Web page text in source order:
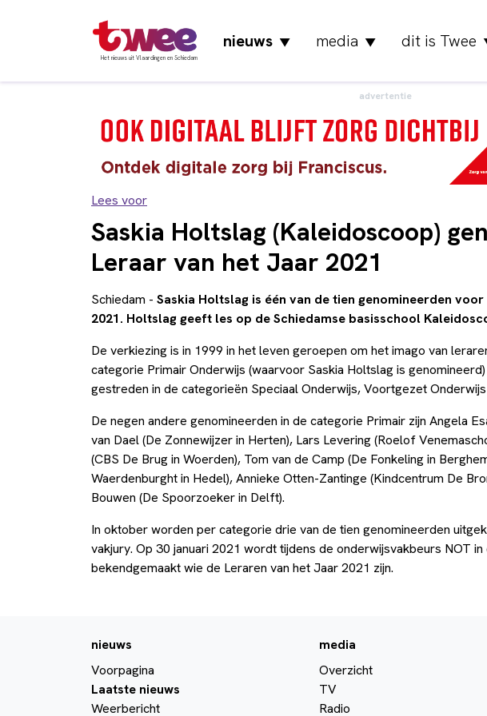
Het nieuws uit Vlaardingen en Schiedam
nieuws▼ media ▼ dit is Twee
advertentie
Lees voor
Saskia Holtslag (Kaleidoscoop)
Leraar van het Jaar 2021
Schiedam - Saskia Holtslag is één van de tien genomineerden
2021. Holtslag geeft les op de Schiedamse basisschool
De verkiezing is in 1999 in het leven geroepen om het imago van
categorie Primair Onderwijs (waarvoor Saskia Holtslag is
gestreden in de categorieën Speciaal Onderwijs, Voortgezet
De negen andere genomineerden in de categorie Primair zijn Angela
van Dael (De Zonnewijzer in Herten), Lars Levering (Roelof
(CBS De Brug in Woerden), Tom van de Camp (De Fonkeling in
Waerdenburght in Hedel), Annieke Otten-Zantinge (Kindcentrum De
Bouwen (De Spoorzoeker in Delft).
In oktober worden per categorie drie van de tien genomineerden
vakjury. Op 30 januari 2021 wordt tijdens de onderwijsvakbeurs NOT
bekendgemaakt wie de Leraren van het Jaar 2021 zijn.
nieuws
Voorpagina
Laatste nieuws
Weerbericht
media
Overzicht
TV
Radio